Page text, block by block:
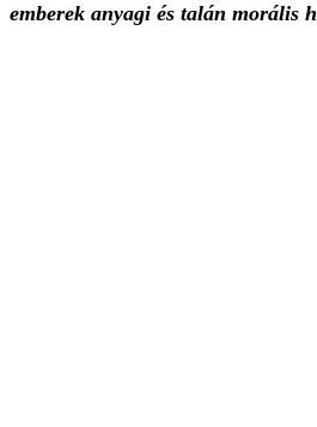
emberek anyagi és talán morális